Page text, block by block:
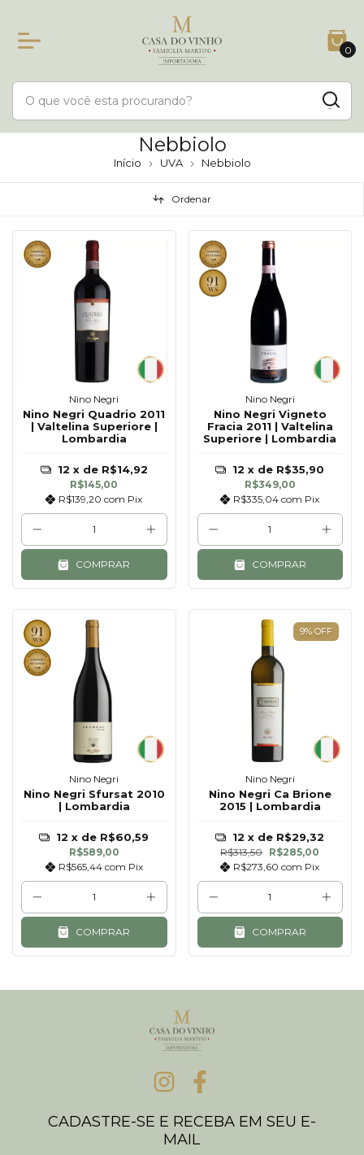
0
Nebbiolo
Início UVA Nebbiolo
Ordenar
Nino Negri
Nino Negri Quadrio 2011
| Valtelina Superiore |
Lombardia
R$145,00
R$139,20com Pix
12 x de R$14,92
COMPRAR
Nino Negri
Nino Negri Vigneto
Fracia 2011 | Valtelina
Superiore | Lombardia
R$349,00
R$335,04com Pix
12 x de R$35,90
COMPRAR
Nino Negri
Nino Negri Sfursat 2010
| Lombardia
R$589,00
R$565,44 com Pix
12 x de R$60,59
COMPRAR
9% OFF
Nino Negri
Nino Negri Ca Brione
2015 | Lombardia
R$313,50 R$285,00
R$273,60com Pix
12 x de R$29,32
COMPRAR
CADASTRE-SE E RECEBA EM SEU E-
MAIL